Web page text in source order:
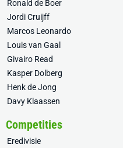
Ronald de Boer
Jordi Cruijff
Marcos Leonardo
Louis van Gaal
Givairo Read
Kasper Dolberg
Henk de Jong
Davy Klaassen
Competities
Eredivisie